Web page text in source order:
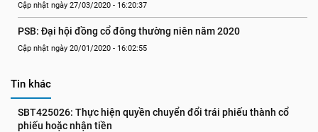
Cập nhật ngày 27/03/2020 - 16:20:37
PSB: Đại hội đồng cổ đông thường niên năm 2020
Cập nhật ngày 20/01/2020 - 16:02:55
Tin khác
SBT425026: Thực hiện quyền chuyển đổi trái phiếu thành cổ
phiếu hoặc nhận tiền